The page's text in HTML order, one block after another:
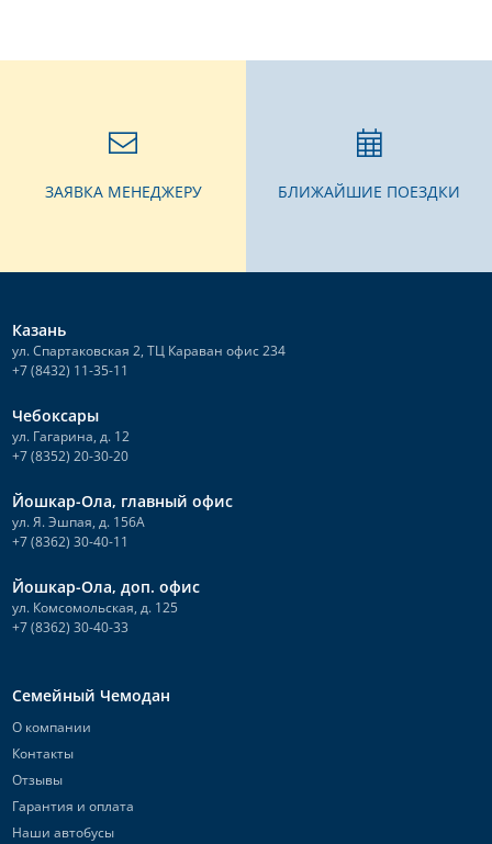
ЗАЯВКА МЕНЕДЖЕРУ БЛИЖАЙШИЕ ПОЕЗДКИ
Казань
ул. Спартаковская 2, ТЦ Караван офис 234
+7 (8432) 11-35-11
Чебоксары
ул. Гагарина, д. 12
+7 (8352) 20-30-20
Йошкар-Ола, главный офис
ул. Я. Эшпая, д. 156А
+7 (8362) 30-40-11
Йошкар-Ола, доп. офис
ул. Комсомольская, д. 125
+7 (8362) 30-40-33
Семейный Чемодан
О компании
Контакты
Отзывы
Гарантия и оплата
Наши автобусы